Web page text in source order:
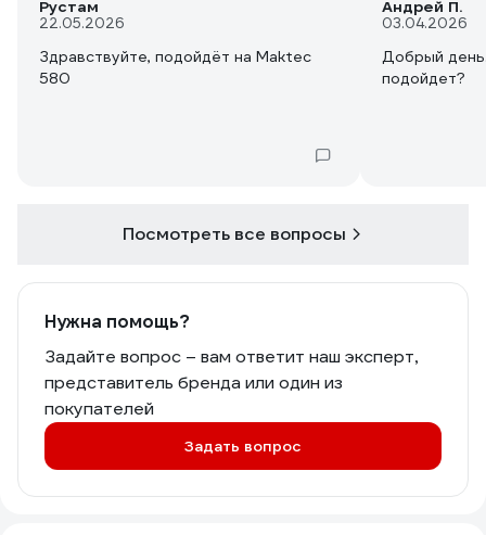
Рустам
22.05.2026
Здравствуйте, подойдёт на Maktec
580
Андрей П.
03.04.2026
Добрый
подойдет?
Посмотреть все вопросы
Нужна помощь?
Задайте вопрос – вам ответит наш эксперт,
представитель бренда или один из
покупателей
Задать вопрос